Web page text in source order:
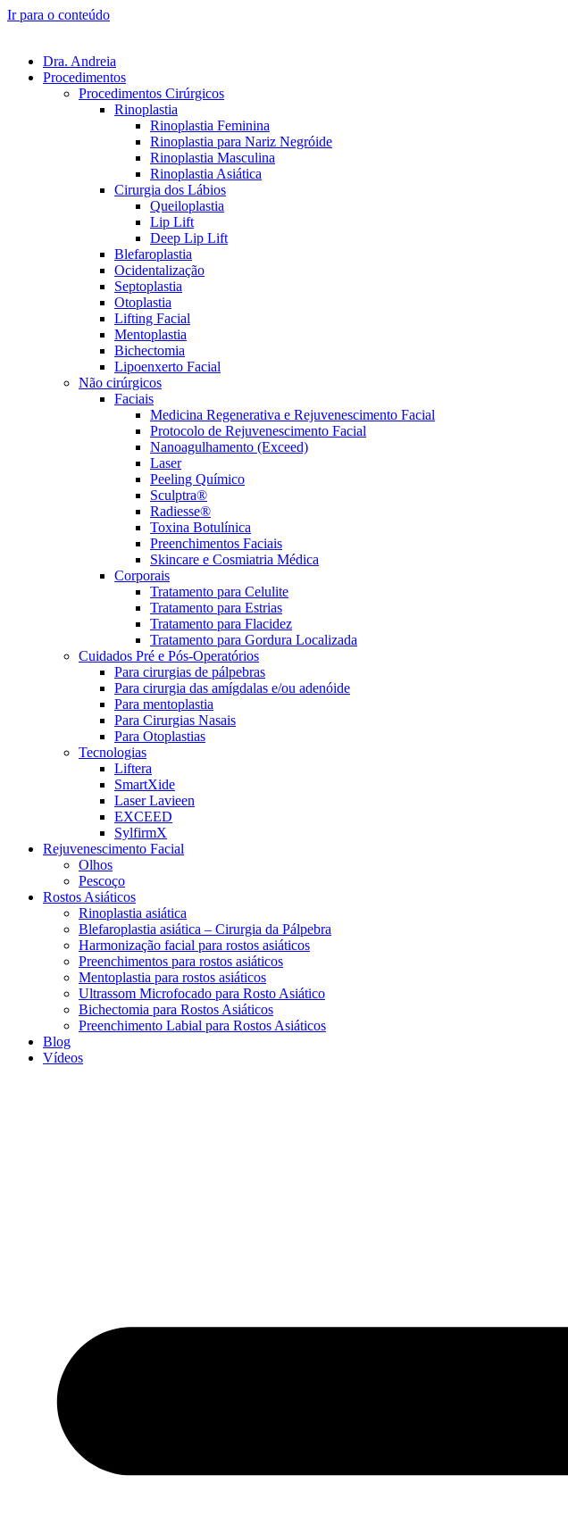
Ir para o conteúdo
Dra. Andreia
Procedimentos
Procedimentos Cirúrgicos
Rinoplastia
Rinoplastia Feminina
Rinoplastia para Nariz Negróide
Rinoplastia Masculina
Rinoplastia Asiática
Cirurgia dos Lábios
Queiloplastia
Lip Lift
Deep Lip Lift
Blefaroplastia
Ocidentalização
Septoplastia
Otoplastia
Lifting Facial
Mentoplastia
Bichectomia
Lipoenxerto Facial
Não cirúrgicos
Faciais
Medicina Regenerativa e Rejuvenescimento Facial
Protocolo de Rejuvenescimento Facial
Nanoagulhamento (Exceed)
Laser
Peeling Químico
Sculptra®
Radiesse®
Toxina Botulínica
Preenchimentos Faciais
Skincare e Cosmiatria Médica
Corporais
Tratamento para Celulite
Tratamento para Estrias
Tratamento para Flacidez
Tratamento para Gordura Localizada
Cuidados Pré e Pós-Operatórios
Para cirurgias de pálpebras
Para cirurgia das amígdalas e/ou adenóide
Para mentoplastia
Para Cirurgias Nasais
Para Otoplastias
Tecnologias
Liftera
SmartXide
Laser Lavieen
EXCEED
SylfirmX
Rejuvenescimento Facial
Olhos
Pescoço
Rostos Asiáticos
Rinoplastia asiática
Blefaroplastia asiática – Cirurgia da Pálpebra
Harmonização facial para rostos asiáticos
Preenchimentos para rostos asiáticos
Mentoplastia para rostos asiáticos
Ultrassom Microfocado para Rosto Asiático
Bichectomia para Rostos Asiáticos
Preenchimento Labial para Rostos Asiáticos
Blog
Vídeos